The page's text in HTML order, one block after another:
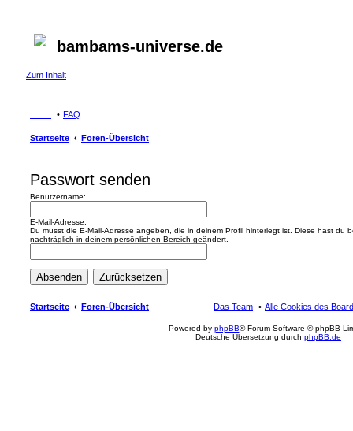
bambams-universe.de
Zum Inhalt
FAQ
Startseite Foren-Übersicht
Passwort senden
Benutzername:
E-Mail-Adresse:
Du musst die E-Mail-Adresse angeben, die in deinem Profil hinterlegt ist. Diese hast du
nachträglich in deinem persönlichen Bereich geändert.
Startseite Foren-Übersicht Alle Cookies des
Das Team
Powered by phpBB® Forum Software © phpBB
Deutsche Übersetzung durch phpBB.de